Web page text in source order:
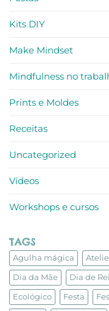
Kits DIY
Make Mindset
Mindfulness no
Prints e Moldes
Receitas
Uncategorized
Vídeos
Workshops e cursos
TAGS
Agulha mágica
Dia da Mãe Dia de
Ecológico Festa